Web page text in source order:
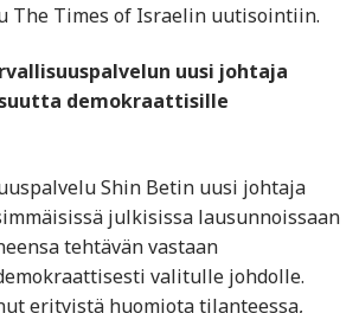
The Times of Israelin uutisointiin.
uusi johtaja
demokraattisille
Shin Betin uusi johtaja
julkisissa lausunnoissaan
tehtävän vastaan
valitulle johdolle.
erityistä huomiota tilanteessa,